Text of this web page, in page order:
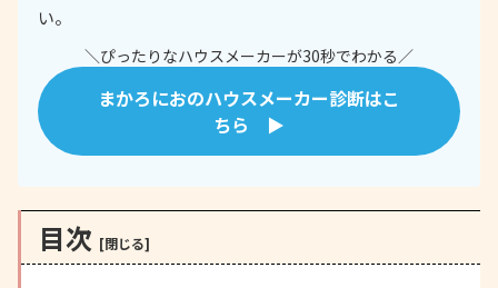
い。
＼ぴったりなハウスメーカーが30秒でわかる／
まかろにおのハウスメーカー診断はこ
ちら ▶
目次